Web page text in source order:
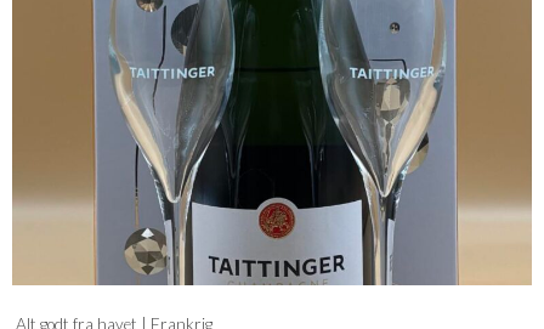
Alt godt fra havet Frankrig